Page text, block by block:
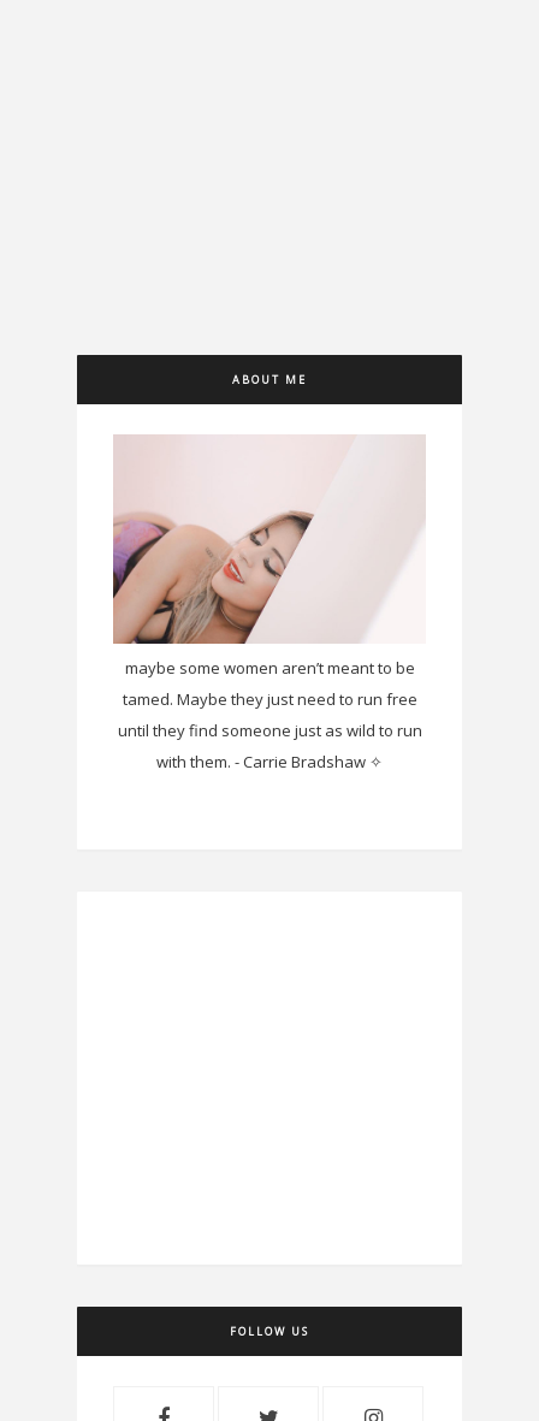
ABOUT ME
maybe some women aren’t meant to be
tamed. Maybe they just need to run free
until they find someone just as wild to run
with them. - Carrie Bradshaw ✧
FOLLOW US